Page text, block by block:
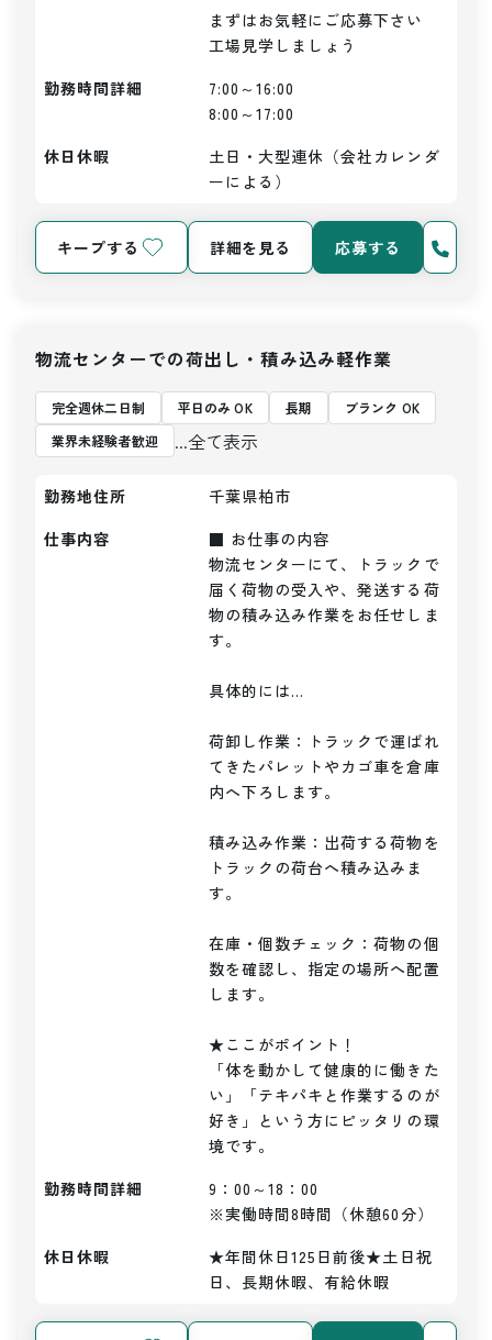
まずはお気軽にご応募下さい
勤務時間詳細
7:00～16:00
8:00～17:00
休日休暇
土日・大型連休（会社カレンダ
ーによる）
キープする 詳細を見る 応募する
物流センターでの荷出し・積み込み軽作業
完全週休二日制 平日のみ OK 長期
ブランク OK
業界未経験者歓迎
...全て表示
勤務地住所
千葉県柏市
仕事内容
■ お仕事の内容
物流センターにて、トラックで
届く荷物の受入や、発送する荷
物の積み込み作業をお任せしま
す。
具体的には…
荷卸し作業：トラックで運ばれ
てきたパレットやカゴ車を倉庫
内へ下ろします。
積み込み作業：出荷する荷物を
トラックの荷台へ積み込みま
す。
在庫・個数チェック：荷物の個
数を確認し、指定の場所へ配置
します。
★ここがポイント！
「体を動かして健康的に働きた
い」「テキパキと作業するのが
好き」という方にピッタリの環
境です。
勤務時間詳細
9：00～18：00
※実働時間8時間（休憩60分）
休日休暇
★年間休日125日前後★土日祝
日、長期休暇、有給休暇